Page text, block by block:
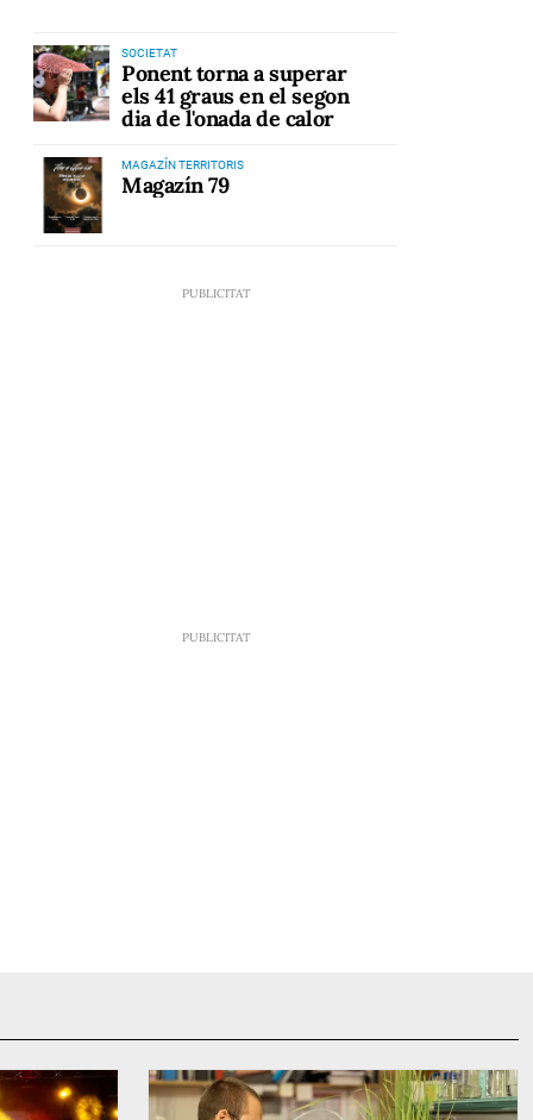
SOCIETAT
Ponent torna a superar
els 41 graus en el segon
dia de l'onada de calor
MAGAZÍN TERRITORIS
Magazín 79